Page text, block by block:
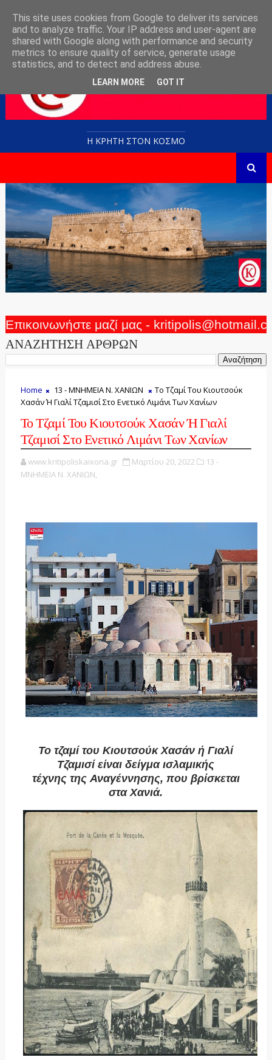
Η ΚΡΗΤΗ ΣΤΟN KOΣΜΟ
Επικοινωνήστε μαζί μας -
ΑΝΑΖΗΤΗΣΗ ΑΡΘΡΩΝ
Home 13 - ΜΝΗΜΕΙΑ Ν. ΧΑΝΙΩΝ
Το Τζαμί Του Κιουτσούκ
Χασάν Ή Γιαλί Τζαμισί Στο Ενετικό Λιμάνι Των Χανίων
Το Τζαμί Του Κιουτσούκ Χασάν Ή Γιαλί
Τζαμισί Στο Ενετικό Λιμάνι Των Χανίων
www.kritipoliskaixoria.gr Μαρτίου 20, 2022
13 -
ΜΝΗΜΕΙΑ Ν. ΧΑΝΙΩΝ,
Το τζαμί του Κιουτσούκ Χασάν ή Γιαλί
Τζαμισί είναι δείγμα ισλαμικής
τέχνης της Αναγέννησης, που βρίσκεται
στα Χανιά.
This site uses cookies from Google to deliver its services
and to analyze traffic. Your IP address and user-agent are
shared with Google along with performance and security
metrics to ensure quality of service, generate usage
statistics, and to detect and address abuse.
LEARN MORE GOT IT